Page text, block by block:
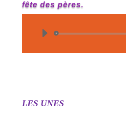
fête des pères.
LES UNES